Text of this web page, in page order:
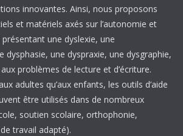
innovantes. Ainsi, nous proposons
et matériels axés sur l’autonomie et
présentant une dyslexie, une
dysphasie, une dyspraxie, une dysgraphie,
problèmes de lecture et d’écriture.
adultes qu’aux enfants, les outils d’aide
être utilisés dans de nombreux
soutien scolaire, orthophonie,
travail adapté).